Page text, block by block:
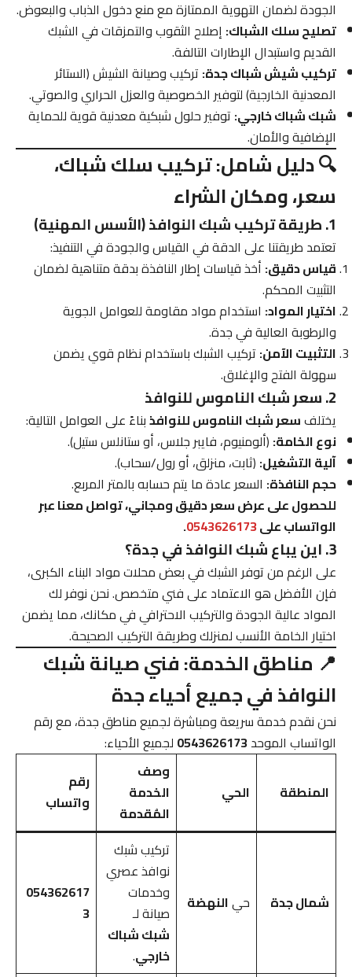
الجودة لضمان التهوية الممتازة مع منع دخول الذباب والبعوض.
تصليح سلك الشباك: إصلاح الثقوب والتمزقات في الشبك
القديم واستبدال الإطارات التالفة.
تركيب شيش شباك جدة: تركيب وصيانة الشيش (الستائر
المعدنية الخارجية) لتوفير الخصوصية والعزل الحراري والصوتي.
شبك شباك خارجي: توفير حلول شبكية معدنية قوية للحماية
الإضافية والأمان.
🔍 دليل شامل: تركيب سلك شباك،
سعر، ومكان الشراء
1. طريقة تركيب شبك النوافذ (الأسس المهنية)
تعتمد طريقتنا على الدقة في القياس والجودة في التنفيذ:
قياس دقيق: أخذ قياسات إطار النافذة بدقة متناهية لضمان
التثبيت المحكم.
اختيار المواد: استخدام مواد مقاومة للعوامل الجوية
والرطوبة العالية في جدة.
التثبيت الآمن: تركيب الشبك باستخدام نظام قوي يضمن
سهولة الفتح والإغلاق.
2. سعر شبك الناموس للنوافذ
يختلفسعر شبك الناموس للنوافذبناءً على العوامل التالية:
نوع الخامة: (ألومنيوم، فايبر جلاس، أو ستانلس ستيل).
آلية التشغيل: (ثابت، منزلق، أو رول/سحاب).
حجم النافذة: السعر عادة ما يتم حسابه بالمتر المربع.
للحصول على عرض سعر دقيق ومجاني، تواصل معنا عبر
الواتساب على0543626173
.
3. اين يباع شبك النوافذ في جدة؟
على الرغم من توفر الشبك في بعض محلات مواد البناء الكبرى،
فإن الأفضل هو الاعتماد على فني متخصص. نحن نوفر لك
المواد عالية الجودة والتركيب الاحترافي في مكانك، مما يضمن
اختيار الخامة الأنسب لمنزلك وطريقة التركيب الصحيحة.
📍 مناطق الخدمة: فني صيانة شبك
النوافذ في جميع أحياء جدة
نحن نقدم خدمة سريعة ومباشرة لجميع مناطق جدة، مع رقم
الواتساب الموحد0543626173 لجميع الأحياء:
المنطقة الحي
وصف
الخدمة
المُقدمة
رقم
واتساب
شمال جدة حيالنهضة
تركيب شبك
نوافذ عصري
وخدمات
صيانة لـ
شبك شباك
خارجي.
054362617
3